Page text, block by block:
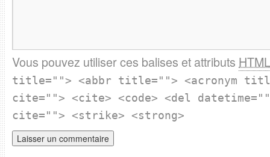
Vous pouvez utiliser ces balises et attributs HTML
title=""> <abbr title=""> <acronym
cite=""> <cite> <code> <del
cite=""> <strike> <strong>